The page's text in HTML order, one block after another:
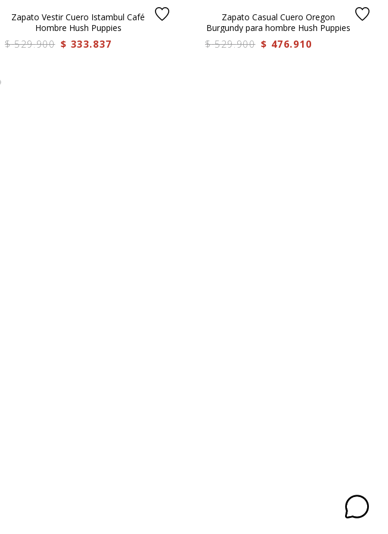
Zapato Vestir Cuero Istambul Café
Hombre Hush Puppies
$ 529.900 $ 333.837
Zapato Casual Cuero Oregon
Burgundy para hombre Hush Puppies
$ 529.900 $ 476.910